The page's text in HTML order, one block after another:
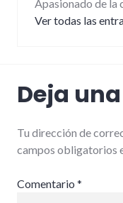
Apasionado de la
Ver todas las
Deja
Tu dirección de
campos obligatorios
Comentario *